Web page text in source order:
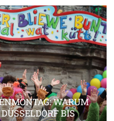
WARUM
BIS